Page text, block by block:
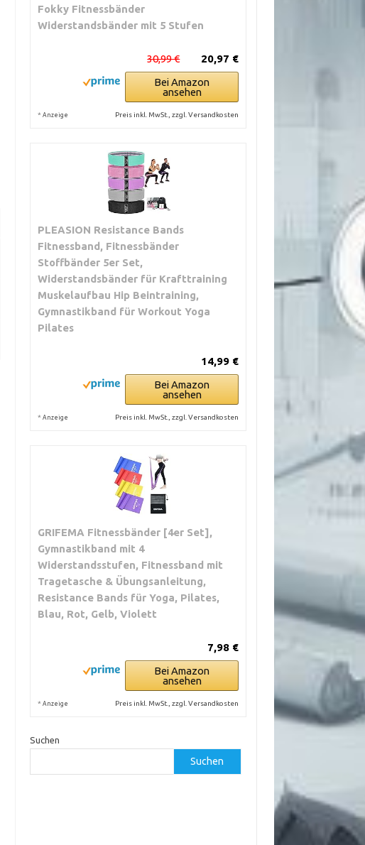
Fokky Fitnessbänder
Widerstandsbänder mit 5 Stufen
20,97 €
30,99 €
Bei Amazon
ansehen
* Anzeige Preis inkl. MwSt., zzgl. Versandkosten
PLEASION Resistance Bands
Fitnessband, Fitnessbänder
Stoffbänder 5er Set,
Widerstandsbänder für Krafttraining
Muskelaufbau Hip Beintraining,
Gymnastikband für Workout Yoga
Pilates
14,99 €
Bei Amazon
ansehen
* Anzeige Preis inkl. MwSt., zzgl. Versandkosten
GRIFEMA Fitnessbänder [4er Set],
Gymnastikband mit 4
Widerstandsstufen, Fitnessband mit
Tragetasche & Übungsanleitung,
Resistance Bands für Yoga, Pilates,
Blau, Rot, Gelb, Violett
7,98 €
Bei Amazon
ansehen
* Anzeige Preis inkl. MwSt., zzgl. Versandkosten
Suchen
Suchen